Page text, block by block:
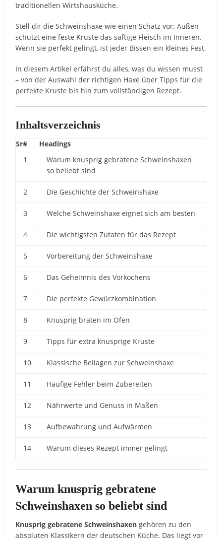
traditionellen Wirtshausküche.
Stell dir die Schweinshaxe wie einen Schatz vor: Außen
schützt eine feste Kruste das saftige Fleisch im Inneren.
Wenn sie perfekt gelingt, ist jeder Bissen ein kleines Fest.
In diesem Artikel erfährst du alles, was du wissen musst
– von der Auswahl der richtigen Haxe über Tipps für die
perfekte Kruste bis hin zum vollständigen Rezept.
Inhaltsverzeichnis
Sr#
Headings
1
Warum knusprig gebratene Schweinshaxen
so beliebt sind
2 Die Geschichte der Schweinshaxe
3 Welche Schweinshaxe eignet sich am besten
4 Die wichtigsten Zutaten für das Rezept
5 Vorbereitung der Schweinshaxe
6 Das Geheimnis des Vorkochens
7 Die perfekte Gewürzkombination
8 Knusprig braten im Ofen
9 Tipps für extra knusprige Kruste
10 Klassische Beilagen zur Schweinshaxe
11 Häufige Fehler beim Zubereiten
12 Nährwerte und Genuss in Maßen
13 Aufbewahrung und Aufwärmen
14 Warum dieses Rezept immer gelingt
Warum knusprig gebratene
Schweinshaxen so beliebt sind
Knusprig gebratene Schweinshaxen gehören zu den
absoluten Klassikern der deutschen Küche. Das liegt vor